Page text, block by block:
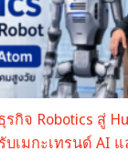
กิจ Robotics สู่
บเมกะเทรนด์ AI